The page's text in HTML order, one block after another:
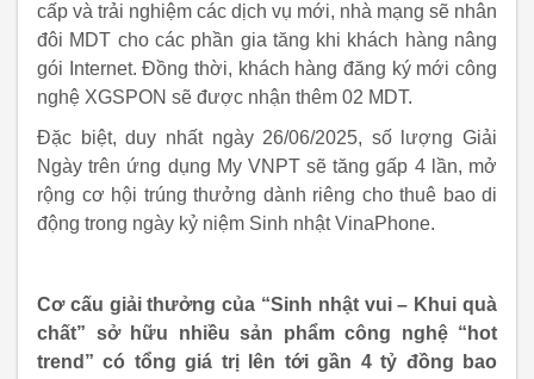
cấp và trải nghiệm các dịch vụ mới, nhà mạng sẽ nhân
đôi MDT cho các phần gia tăng khi khách hàng nâng
gói Internet. Đồng thời, khách hàng đăng ký mới công
nghệ XGSPON sẽ được nhận thêm 02 MDT.
Đặc biệt, duy nhất ngày 26/06/2025, số lượng Giải
Ngày trên ứng dụng My VNPT sẽ tăng gấp 4 lần, mở
rộng cơ hội trúng thưởng dành riêng cho thuê bao di
động trong ngày kỷ niệm Sinh nhật VinaPhone.
Cơ cấu giải thưởng của “Sinh nhật vui – Khui quà
chất” sở hữu nhiều sản phẩm công nghệ “hot
trend” có tổng giá trị lên tới gần 4 tỷ đồng bao